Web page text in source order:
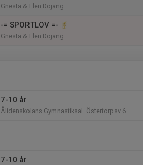
Gnesta & Flen Dojang
-= SPORTLOV =-
Gnesta & Flen Dojang
7-10 år
Ålidenskolans Gymnastiksal. Östertorpsv.6
7-10 år